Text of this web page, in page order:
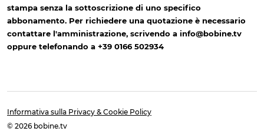
stampa senza la sottoscrizione di uno specifico
abbonamento. Per richiedere una quotazione è necessario
contattare l'amministrazione, scrivendo a info@bobine.tv
oppure telefonando a +39 0166 502934
Informativa sulla Privacy & Cookie Policy
© 2026 bobine.tv